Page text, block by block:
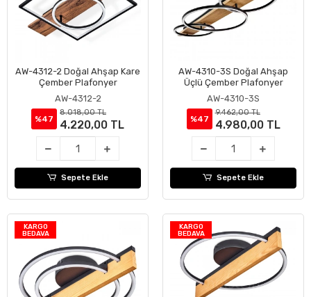
Sepete Ekle
AW-4312-2 Doğal Ahşap Kare
Çember Plafonyer
AW-4312-2
%47
8.018,00 TL
4.220,00 TL
Sepete Ekle
Sepete Ekle
AW-4310-3S Doğal Ahşap
Üçlü Çember Plafonyer
AW-4310-3S
%47
9.462,00 TL
4.980,00 TL
Sepete Ekle
KARGO
BEDAVA
KARGO
BEDAVA